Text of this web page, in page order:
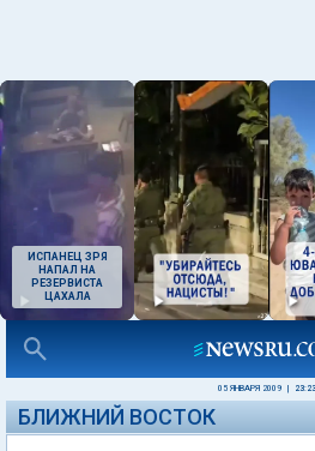
ИСПАНЕЦ ЗРЯ
НАПАЛ НА
РЕЗЕРВИСТА
ЦАХАЛА
05 ЯНВАРЯ 2009 23:23
БЛИЖНИЙ ВОСТОК